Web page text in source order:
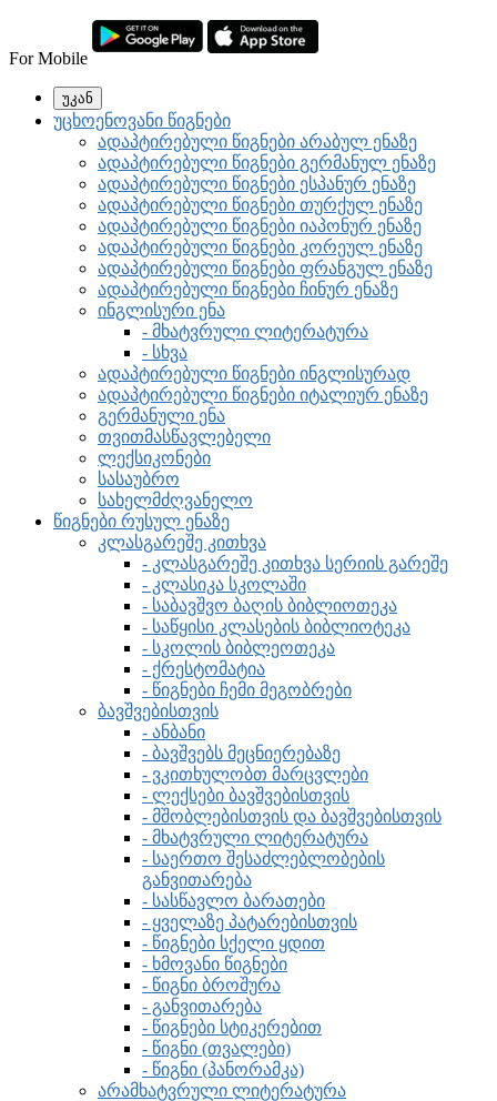
For Mobile
უკან
უცხოენოვანი წიგნები
ადაპტირებული წიგნები არაბულ ენაზე
ადაპტირებული წიგნები გერმანულ ენაზე
ადაპტირებული წიგნები ესპანურ ენაზე
ადაპტირებული წიგნები თურქულ ენაზე
ადაპტირებული წიგნები იაპონურ ენაზე
ადაპტირებული წიგნები კორეულ ენაზე
ადაპტირებული წიგნები ფრანგულ ენაზე
ადაპტირებული წიგნები ჩინურ ენაზე
ინგლისური ენა
- მხატვრული ლიტერატურა
- სხვა
ადაპტირებული წიგნები ინგლისურად
ადაპტირებული წიგნები იტალიურ ენაზე
გერმანული ენა
თვითმასწავლებელი
ლექსიკონები
სასაუბრო
სახელმძღვანელო
წიგნები რუსულ ენაზე
კლასგარეშე კითხვა
- კლასგარეშე კითხვა სერიის გარეშე
- კლასიკა სკოლაში
- საბავშვო ბაღის ბიბლიოთეკა
- საწყისი კლასების ბიბლიოტეკა
- სკოლის ბიბლეოთეკა
- ქრესტომატია
- წიგნები ჩემი მეგობრები
ბავშვებისთვის
- ანბანი
- ბავშვებს მეცნიერებაზე
- ვკითხულობთ მარცვლები
- ლექსები ბავშვებისთვის
- მშობლებისთვის და ბავშვებისთვის
- მხატვრული ლიტერატურა
- საერთო შესაძლებლობების
განვითარება
- სასწავლო ბარათები
- ყველაზე პატარებისთვის
- წიგნები სქელი ყდით
- ხმოვანი წიგნები
- წიგნი ბროშურა
- განვითარება
- წიგნები სტიკერებით
- წიგნი (თვალები)
- წიგნი (პანორამკა)
არამხატვრული ლიტერატურა